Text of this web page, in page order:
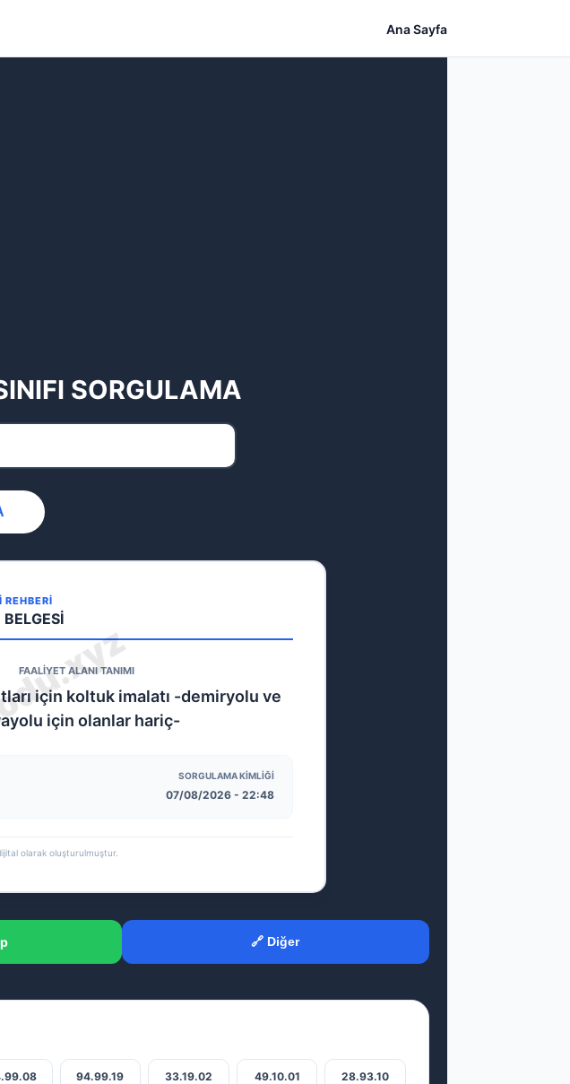
Ana Sayfa
SORGULAMA
FAALİYET ALANI TANIMI
için koltuk imalatı -demiryolu ve
için olanlar hariç-
SORGULAMA KIMLIĞI
07/08/2026 - 22:48
olarak oluşturulmuştur.
🔗 Diğer
94.99.19 33.19.02 49.10.01 28.93.10